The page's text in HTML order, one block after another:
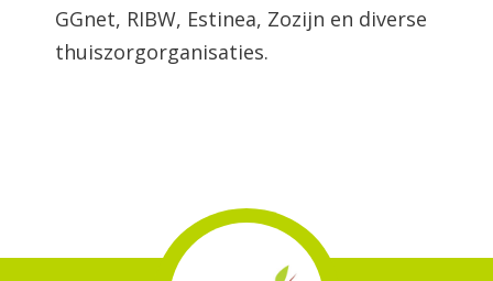
GGnet, RIBW, Estinea, Zozijn en diverse
thuiszorgorganisaties.